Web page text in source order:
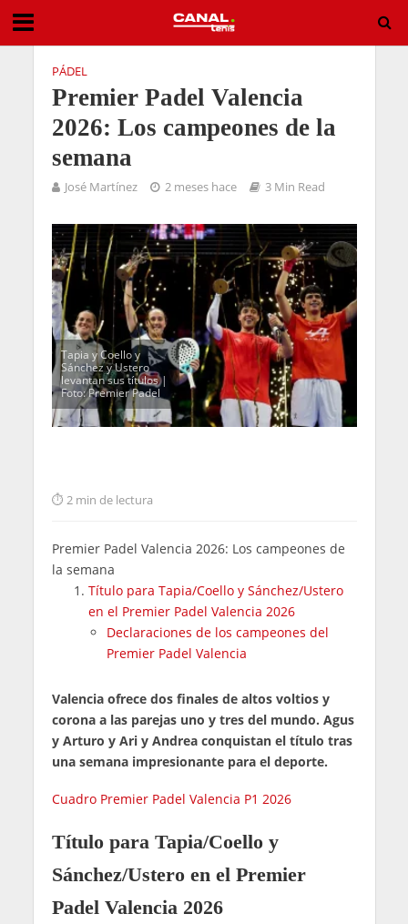
PÁDEL
Premier Padel Valencia
2026: Los campeones de la
semana
José Martínez 2 meses hace 3 Min Read
Tapia y Coello y
Sánchez y Ustero
levantan sus títulos |
Foto: Premier Padel
2 min de lectura
Premier Padel Valencia 2026: Los campeones de
la semana
Título para Tapia/Coello y Sánchez/Ustero
en el Premier Padel Valencia 2026
Declaraciones de los campeones del
Premier Padel Valencia
Valencia ofrece dos finales de altos voltios y
corona a las parejas uno y tres del mundo. Agus
y Arturo y Ari y Andrea conquistan el título tras
una semana impresionante para el deporte.
Cuadro Premier Padel Valencia P1 2026
Título para Tapia/Coello y
Sánchez/Ustero en el Premier
Padel Valencia 2026